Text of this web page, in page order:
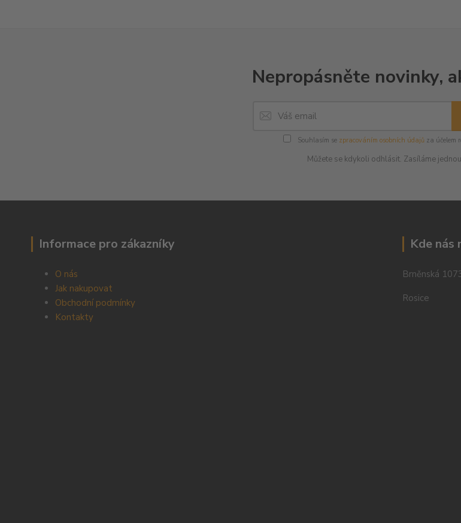
Nepropásněte novinky,
Souhlasím se zpracováním osobních údajůza účelem
Můžete se kdykoli odhlásit. Zasíláme
Informace pro zákazníky
O nás
Jak nakupovat
Obchodní podmínky
Kontakty
Kde nás
Brněnská
Rosice